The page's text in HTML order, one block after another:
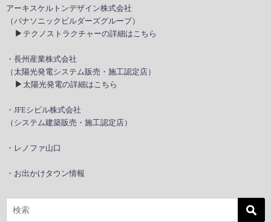
アーキスケルトンデザイン株式会社
（パナソニックビルダーズグループ）
▶ テクノストラクチャーの詳細はこちら
・長州産業株式会社
（太陽光発電システム販売・施工認定店）
▶ 太陽光発電の詳細はこちら
・JFEシビル株式会社
（システム建築販売・施工認定店）
・レノファ山口
・お出かけタウン情報